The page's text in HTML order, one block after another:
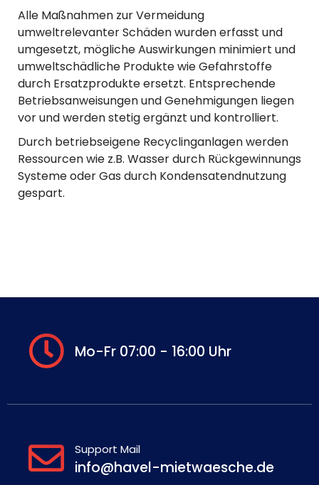
Alle Maßnahmen zur Vermeidung
umweltrelevanter Schäden wurden erfasst und
umgesetzt, mögliche Auswirkungen minimiert und
umweltschädliche Produkte wie Gefahrstoffe
durch Ersatzprodukte ersetzt. Entsprechende
Betriebsanweisungen und Genehmigungen liegen
vor und werden stetig ergänzt und kontrolliert.
Durch betriebseigene Recyclinganlagen werden
Ressourcen wie z.B. Wasser durch Rückgewinnungs
Systeme oder Gas durch Kondensatendnutzung
gespart.
Mo-Fr 07:00 - 16:00 Uhr
Support Mail
info@havel-mietwaesche.de